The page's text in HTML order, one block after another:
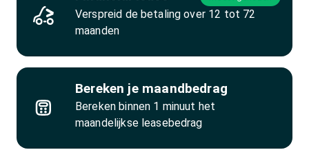
Verspreid de betaling over 12 tot 72
maanden
Bereken je maandbedrag
Bereken binnen 1 minuut het
maandelijkse leasebedrag